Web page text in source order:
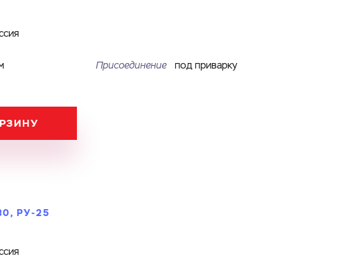
Присоединение под приварку
РУ-25